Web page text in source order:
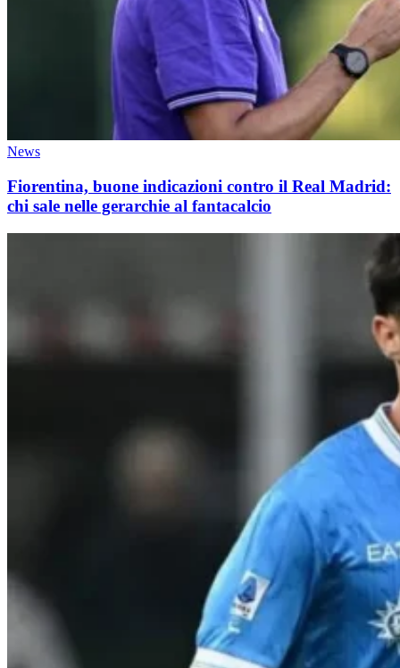
News
Fiorentina, buone indicazioni contro il Real Madrid:
chi sale nelle gerarchie al fantacalcio